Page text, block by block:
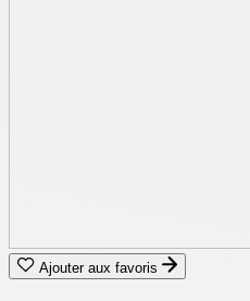
Ajouter aux favoris